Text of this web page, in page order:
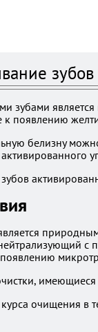
зубами
появлению
белизну
с
имеющиеся
очищения в